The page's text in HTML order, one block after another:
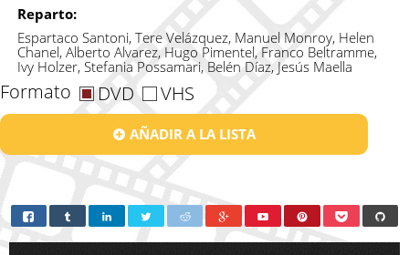
Reparto:
Espartaco Santoni, Tere Velázquez, Manuel Monroy, Helen
Chanel, Alberto Alvarez, Hugo Pimentel, Franco Beltramme,
Ivy Holzer, Stefania Possamari, Belén Díaz, Jesús Maella
Formato DVD VHS
AÑADIR A LA LISTA